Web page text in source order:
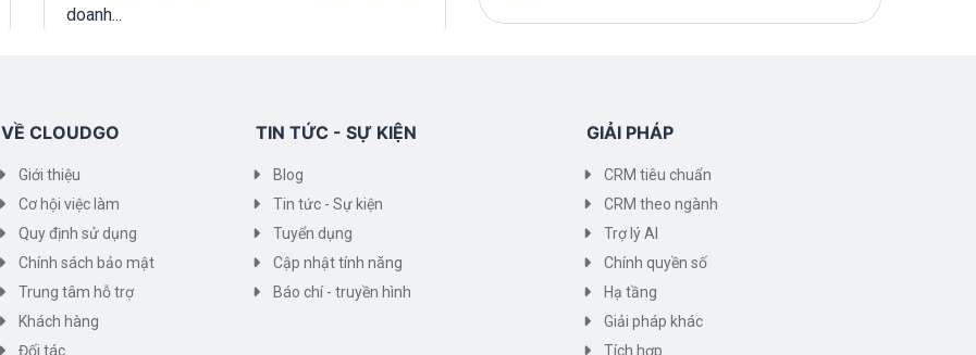
doanh...
VỀ CLOUDGO
Giới thiệu
Cơ hội việc làm
Quy định sử dụng
Chính sách bảo mật
Trung tâm hỗ trợ
Khách hàng
Đối tác
TIN TỨC - SỰ KIỆN
Blog
Tin tức - Sự kiện
Tuyển dụng
Cập nhật tính năng
Báo chí - truyền hình
GIẢI PHÁP
CRM tiêu chuẩn
CRM theo ngành
Trợ lý AI
Chính quyền số
Hạ tầng
Giải pháp khác
Tích hợp